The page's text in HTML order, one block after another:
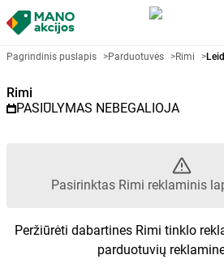
Akcijų lapelis Rimi
Pagrindinis puslapis >Parduotuvės >Rimi >
Rimi
PASIŪLYMAS NEBEGALIOJA
Pasirinktas Rimi reklaminis
Peržiūrėti dabartines Rimi tinklo
parduotuvių